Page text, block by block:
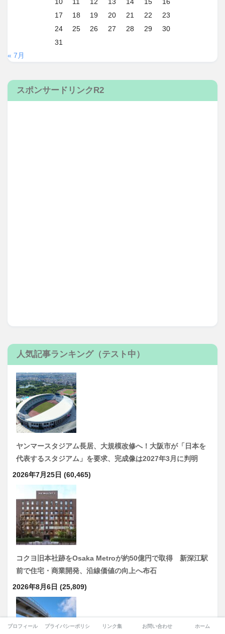
10
11 12 13 14 15
16
17
18 19 20 21 22
23
24
25 26 27 28 29
30
31
« 7月
スポンサードリンクR2
人気記事ランキング（テスト中）
ヤンマースタジアム長居、大規模改修へ！大阪市が「日本を
代表するスタジアム」を要求、完成像は2027年3月に判明
2026年7月25日 (60,465)
コクヨ旧本社跡をOsaka Metroが約50億円で取得 新深江駅
前で住宅・商業開発、沿線価値の向上へ布石
2026年8月6日 (25,809)
プロフィール プライバシーポリシー リンク集 お問い合わせ ホーム